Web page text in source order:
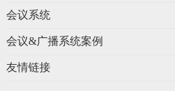
会议系统
会议&广播系统案例
友情链接